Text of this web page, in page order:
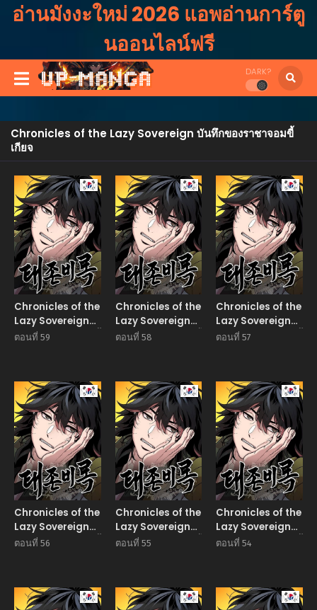
อ่านมังงะใหม่ 2026 แอพอ่านการ์ตู
นออนไลน์ฟรี
DARK?
Chronicles of the Lazy Sovereign บันทึกของราชาจอมขี้
เกียจ
Manhwa
Chronicles of the
Lazy Sovereign
บันทึกของราชาจอมขี้
ตอนที่ 59
Manhwa
Chronicles of the
Lazy Sovereign
บันทึกของราชาจอมขี้
ตอนที่ 58
Chronicles of the
Lazy Sovereign
บันทึกของราชาจอมขี้
ตอนที่ 57
Manhwa
Chronicles of the
Lazy Sovereign
บันทึกของราชาจอมขี้
ตอนที่ 56
Manhwa
Chronicles of the
Lazy Sovereign
บันทึกของราชาจอมขี้
ตอนที่ 55
Chronicles of the
Lazy Sovereign
บันทึกของราชาจอมขี้
ตอนที่ 54
Manhwa Manhwa